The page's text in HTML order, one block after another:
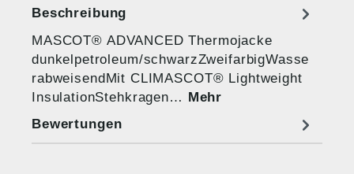
Beschreibung
MASCOT® ADVANCED Thermojacke
dunkelpetroleum/schwarzZweifarbigWasse
rabweisendMit CLIMASCOT® Lightweight
InsulationStehkragen… Mehr
Bewertungen